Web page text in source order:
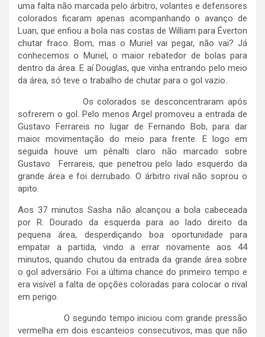
uma falta não marcada pelo árbitro, volantes e defensores
colorados ficaram apenas acompanhando o avanço de
Luan, que enfiou a bola nas costas de William para Éverton
chutar fraco. Bom, mas o Muriel vai pegar, não vai? Já
conhecemos o Muriel, o maior rebatedor de bolas para
dentro da área. E aí Douglas, que vinha entrando pelo meio
da área, só teve o trabalho de chutar para o gol vazio.
Os colorados se desconcentraram após
sofrerem o gol. Pelo menos Argel promoveu a entrada de
Gustavo Ferrareis no lugar de Fernando Bob, para dar
maior movimentação do meio para frente. E logo em
seguida houve um pênalti claro não marcado sobre
Gustavo Ferrareis, que penetrou pelo lado esquerdo da
grande área e foi derrubado. O árbitro rival não soprou o
apito.
Aos 37 minutos Sasha não alcançou a bola cabeceada
por R. Dourado da esquerda para ao lado direito da
pequena área, desperdiçando boa oportunidade para
empatar a partida, vindo a errar novamente aos 44
minutos, quando chutou da entrada da grande área sobre
o gol adversário. Foi a última chance do primeiro tempo e
era visível a falta de opções coloradas para colocar o rival
em perigo.
O segundo tempo iniciou com grande pressão
vermelha em dois escanteios consecutivos, mas que não